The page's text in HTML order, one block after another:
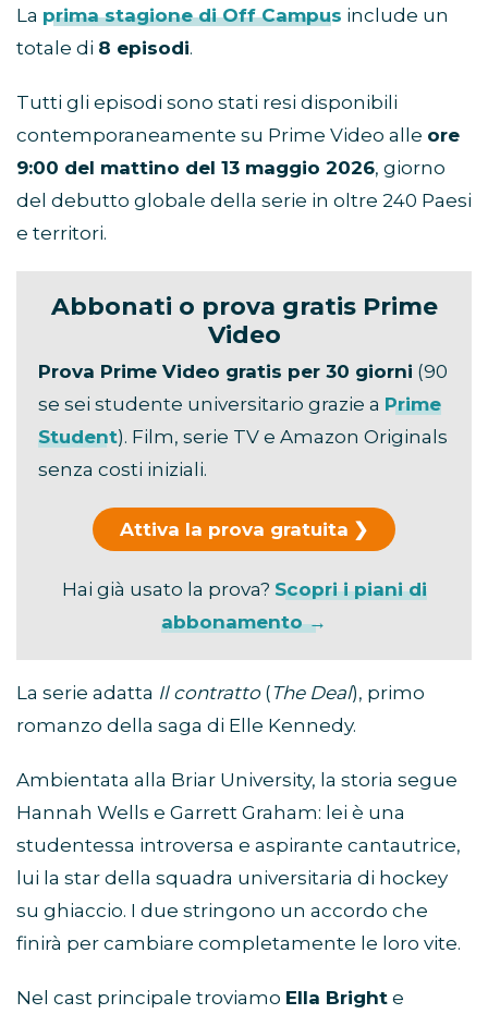
La prima stagione di Off Campus include un
totale di 8 episodi.
Tutti gli episodi sono stati resi disponibili
contemporaneamente su Prime Video alle ore
9:00 del mattino del 13 maggio 2026, giorno
del debutto globale della serie in oltre 240 Paesi
e territori.
Abbonati o prova gratis Prime
Video
Prova Prime Video gratis per 30 giorni (90
se sei studente universitario grazie a Prime
Student). Film, serie TV e Amazon Originals
senza costi iniziali.
Attiva la prova gratuita
Hai già usato la prova? Scopri i piani di
abbonamento →
La serie adatta Il contratto( The Deal), primo
romanzo della saga di Elle Kennedy.
Ambientata alla Briar University, la storia segue
Hannah Wells e Garrett Graham: lei è una
studentessa introversa e aspirante cantautrice,
lui la star della squadra universitaria di hockey
su ghiaccio. I due stringono un accordo che
finirà per cambiare completamente le loro vite.
Nel cast principale troviamo Ella Bright e